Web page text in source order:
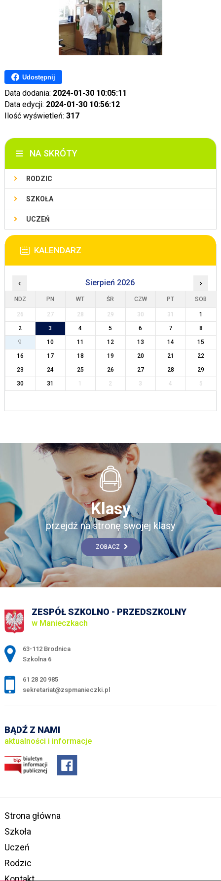
Udostępnij
Data dodania: 2024-01-30 10:05:11
Data edycji: 2024-01-30 10:56:12
Ilość wyświetleń: 317
NA SKRÓTY
RODZIC
SZKOŁA
UCZEŃ
KALENDARZ
‹ Sierpień 2026 ›
NDZ PN WT ŚR CZW PT SOB
26 27 28 29 30 31
1
2
3 4 5 6 7
8
9
10 11 12 13 14
15
16
17 18 19 20 21
22
23
24 25 26 27 28
29
30
31 1 2 3 4 5
Klasy
przejdź na stronę swojej klasy
ZOBACZ
ZESPÓŁ SZKOLNO - PRZEDSZKOLNY
w Manieczkach
Adres pocztowy:
63-112 Brodnica
Szkolna 6
61 28 20 985
sekretariat@zspmanieczki.pl
BĄDŹ Z NAMI
aktualności i informacje
Strona główna
Szkoła
Uczeń
Rodzic
Kontakt